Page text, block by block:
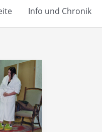
Info und Chronik